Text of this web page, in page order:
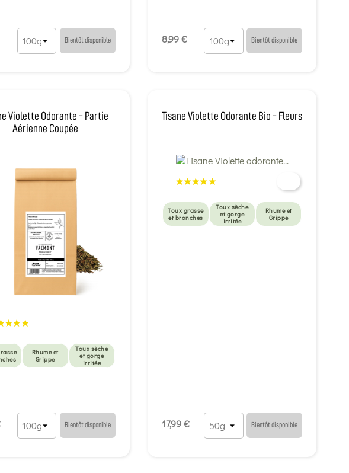
Bientôt disponible 8,99 € Bientôt disponible
Violette Odorante - Partie
Aérienne Coupée
Rhume et
Grippe
Toux sèche
et gorge
irritée
Bientôt disponible
Tisane Violette Odorante Bio - Fleurs
Toux grasse
et bronches
Toux sèche
et gorge
irritée
Rhume et
Grippe
17,99 € Bientôt disponible